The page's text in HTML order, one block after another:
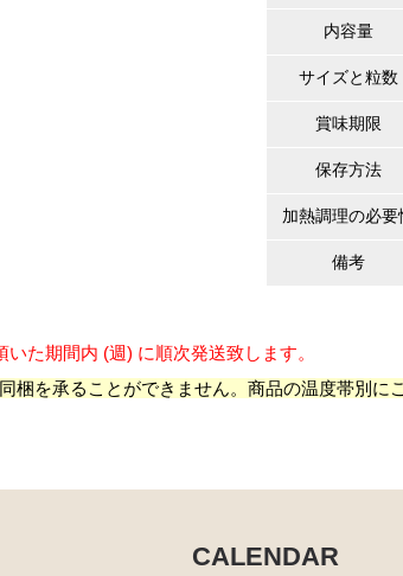
内容量
サイズと粒数
賞味期限
保存方法
加熱調理の必要
備考
た期間内 (週) に順次発送致します。
を承ることができません。商品の温度帯別に
CALENDAR